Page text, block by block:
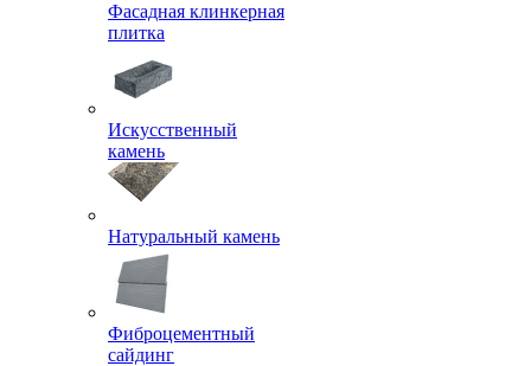
Фасадная клинкерная
плитка
Искусственный
камень
Натуральный камень
Фиброцементный
сайдинг